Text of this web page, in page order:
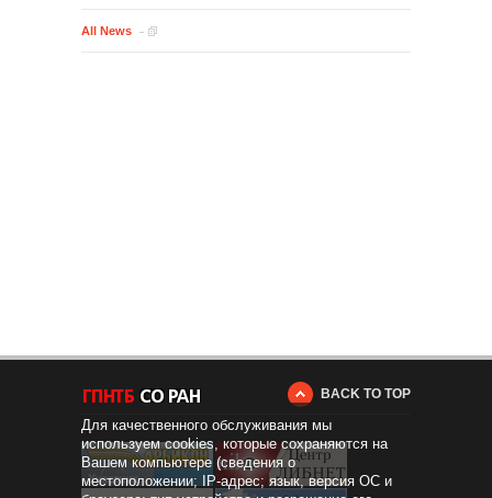
All News
BACK TO TOP
Для качественного обслуживания мы
используем cookies, которые сохраняются на
Вашем компьютере (сведения о
местоположении; IP-адрес; язык, версия ОС и